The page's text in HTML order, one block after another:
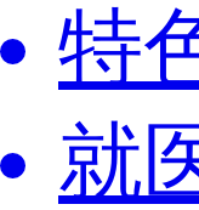
特
就